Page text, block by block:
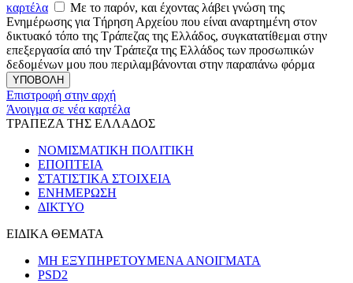
καρτέλα
Με το παρόν, και έχοντας λάβει γνώση της
Ενημέρωσης για Τήρηση Αρχείου που είναι αναρτημένη στον
δικτυακό τόπο της Τράπεζας της Ελλάδος, συγκατατίθεμαι στην
επεξεργασία από την Τράπεζα της Ελλάδος των προσωπικών
δεδομένων μου που περιλαμβάνονται στην παραπάνω φόρμα
Επιστροφή στην αρχή
Άνοιγμα σε νέα καρτέλα
ΤΡΑΠΕΖΑ ΤΗΣ ΕΛΛΑΔΟΣ
ΝΟΜΙΣΜΑΤΙΚΗ ΠΟΛΙΤΙΚΗ
ΕΠΟΠΤΕΙΑ
ΣΤΑΤΙΣΤΙΚΑ ΣΤΟΙΧΕΙΑ
ΕΝΗΜΕΡΩΣΗ
ΔΙΚΤΥΟ
ΕΙΔΙΚΑ ΘΕΜΑΤΑ
ΜΗ ΕΞΥΠΗΡΕΤΟΥΜΕΝΑ ΑΝΟΙΓΜΑΤΑ
PSD2